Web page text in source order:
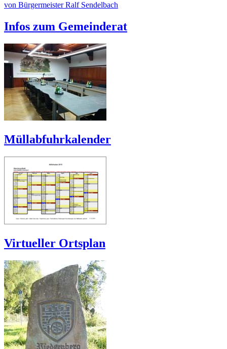
von Bürgermeister Ralf Sendelbach
Infos zum Gemeinderat
Müllabfuhrkalender
Virtueller Ortsplan